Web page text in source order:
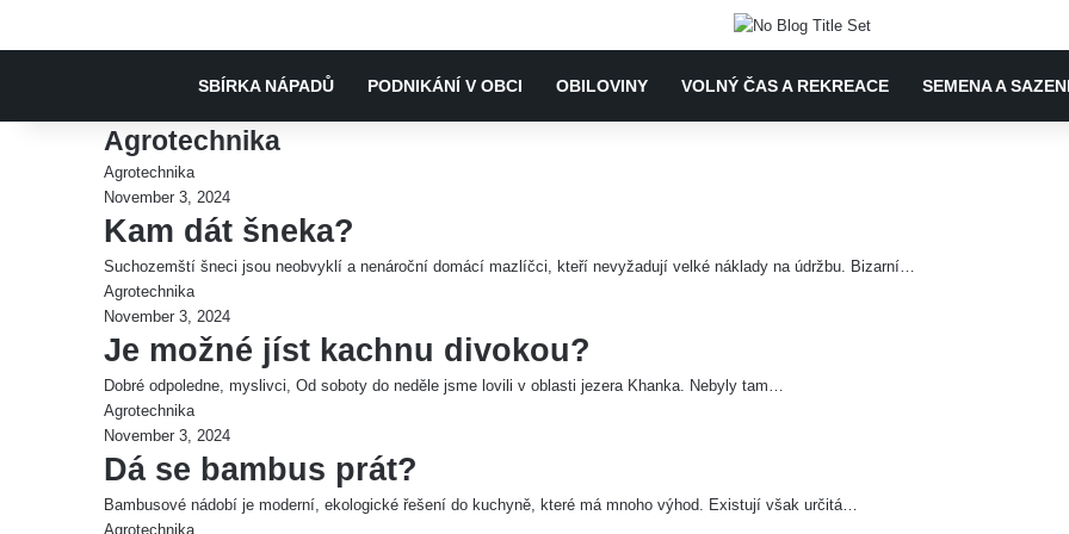
SBÍRKA NÁPADŮ PODNIKÁNÍ V OBCI OBILOVINY VOLNÝ ČAS A REKREACE SEMENA A
Agrotechnika
Agrotechnika
November 3, 2024
Kam dát šneka?
Suchozemští šneci jsou neobvyklí a nenároční domácí mazlíčci, kteří nevyžadují velké náklady na údržbu. Bizarní…
Agrotechnika
November 3, 2024
Je možné jíst kachnu divokou?
Dobré odpoledne, myslivci, Od soboty do neděle jsme lovili v oblasti jezera Khanka. Nebyly tam…
Agrotechnika
November 3, 2024
Dá se bambus prát?
Bambusové nádobí je moderní, ekologické řešení do kuchyně, které má mnoho výhod. Existují však určitá…
Agrotechnika